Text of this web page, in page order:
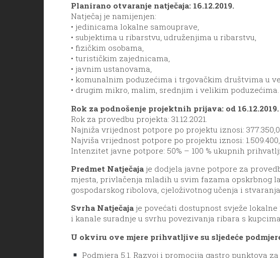
Planirano otvaranje natječaja: 16.12.2019.
Natječaj je namijenjen:
• jedinicama lokalne samouprave,
• subjektima u ribarstvu, udruženjima u ribarstvu,
• fizičkim osobama,
• turističkim zajednicama,
• javnim ustanovama,
• komunalnim poduzećima i trgovačkim društvima u
• drugim mikro, malim, srednjim i velikim poduzećima.
Rok za podnošenje projektnih prijava: od 16.12.2019.
Rok za provedbu projekta: 31.12.2021.
Najniža vrijednost potpore po projektu iznosi:
Najviša vrijednost potpore po projektu iznosi:
Intenzitet javne potpore: 50% – 100 % ukupnih
Predmet Natječaja je dodjela javne potpore za
mjesta, privlačenja mladih u svim fazama
gospodarskog ribolova, cjeloživotnog učenja i
Svrha Natječajaje povećati dostupnost svježe
i kanale suradnje u svrhu povezivanja ribara s
U okviru ove mjere prihvatljive su sljedeće
Podmjera 5.1. Razvoj i promocija gastro punktova